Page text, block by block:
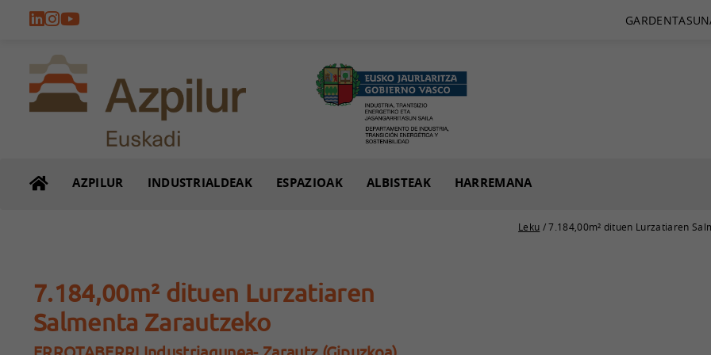
AZPILUR INDUSTRIALDEAK ESPAZIOAK ALBISTEAK HARREMANA
Leku / 7.184,00m² dituen Lurzatiaren
7.184,00m² dituen Lurzatiaren
Salmenta Zarautzeko